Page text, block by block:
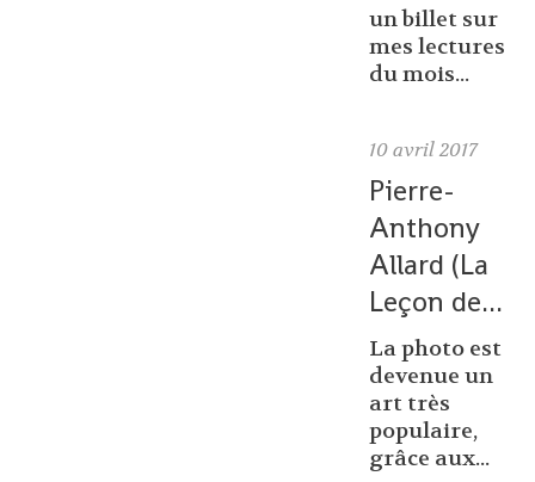
un billet sur
mes lectures
du mois...
10 avril 2017
Pierre-
Anthony
Allard (La
Leçon de...
La photo est
devenue un
art très
populaire,
grâce aux...